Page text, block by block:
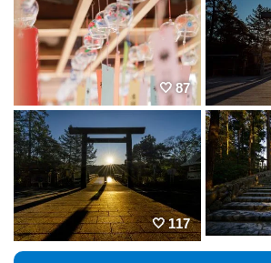
87
117